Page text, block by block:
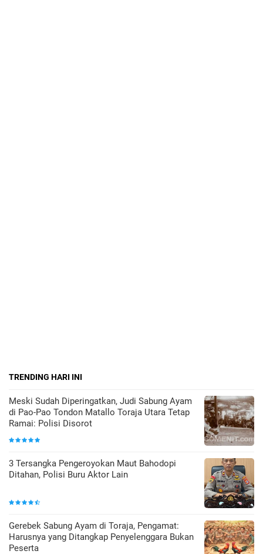
TRENDING HARI INI
Meski Sudah Diperingatkan, Judi Sabung Ayam
di Pao-Pao Tondon Matallo Toraja Utara Tetap
Ramai: Polisi Disorot
3 Tersangka Pengeroyokan Maut Bahodopi
Ditahan, Polisi Buru Aktor Lain
Gerebek Sabung Ayam di Toraja, Pengamat:
Harusnya yang Ditangkap Penyelenggara Bukan
Peserta